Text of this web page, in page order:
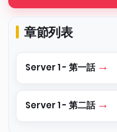
章節列表
Server 1 - 第一話
Server 1 - 第二話